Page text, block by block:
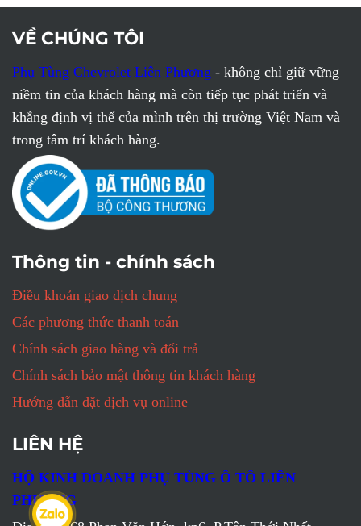
VỀ CHÚNG TÔI
Phụ Tùng Chevrolet Liên Phương - không chỉ giữ vững
niềm tin của khách hàng mà còn tiếp tục phát triển và
khẳng định vị thế của mình trên thị trường Việt Nam và
trong tâm trí khách hàng.
Thông tin - chính sách
Điều khoản giao dịch chung
Các phương thức thanh toán
Chính sách giao hàng và đổi trả
Chính sách bảo mật thông tin khách hàng
Hướng dẫn đặt dịch vụ online
LIÊN HỆ
HỘ KINH DOANH PHỤ TÙNG Ô TÔ LIÊN
PHƯƠNG